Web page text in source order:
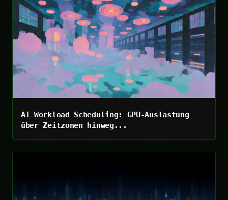
AI Workload Scheduling: GPU-Auslastung
über Zeitzonen hinweg...